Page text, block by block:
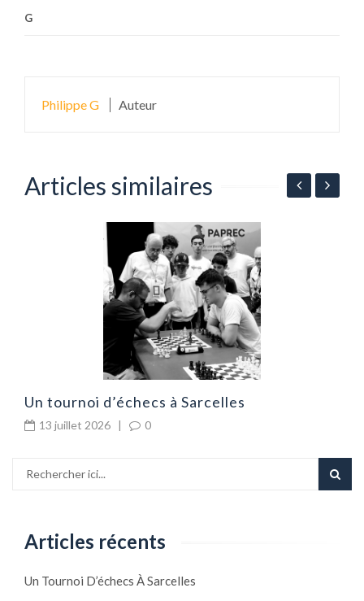
G
Philippe G Auteur
Articles similaires
Un tournoi d’échecs à Sarcelles
13 juillet 2026 | 0
Articles récents
Un Tournoi D’échecs À Sarcelles